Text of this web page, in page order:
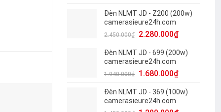
Đèn NLMT JD - Z200 (200w)
camerasieure24h.com
2.450.000₫ 2.280.000₫
Đèn NLMT JD - 699 (200w)
camerasieure24h.com
1.940.000₫ 1.680.000₫
Đèn NLMT JD - 369 (100w)
camerasieure24h.com
-11%